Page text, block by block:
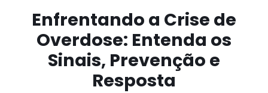
Enfrentando a Crise de
Overdose: Entenda os
Sinais, Prevenção e
Resposta